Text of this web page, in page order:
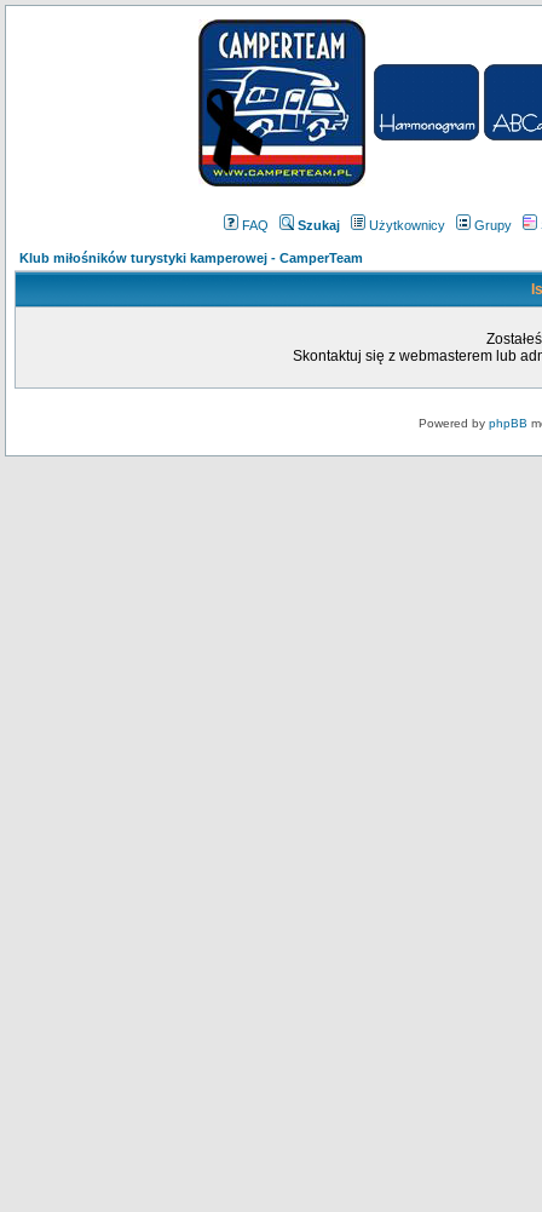
FAQ Szukaj Użytkownicy Grupy
Klub miłośników turystyki kamperowej - CamperTeam
Skontaktuj się z webmasterem lub
Powered by phpBB